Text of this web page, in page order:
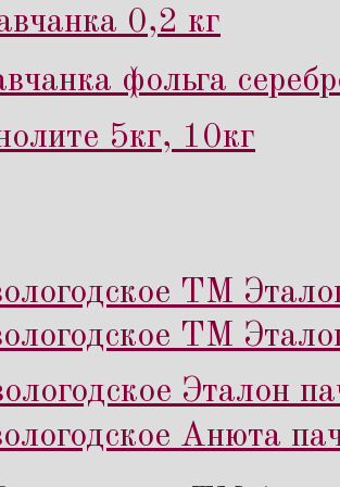
0,2 кг
фольга
5кг, 10кг
ТМ
ТМ
Эталон
Анюта